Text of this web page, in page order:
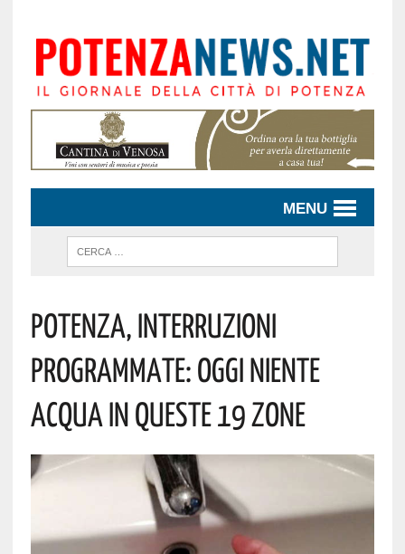
MENU
Potenza, Interruzioni
Programmate: Oggi Niente
Acqua In Queste 19 Zone